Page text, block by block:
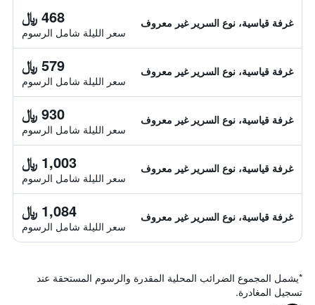
غرفة قياسية، نوع السرير غير معروف 468 ﷼
سعر الليلة شامل الرسوم
غرفة قياسية، نوع السرير غير معروف 579 ﷼
سعر الليلة شامل الرسوم
غرفة قياسية، نوع السرير غير معروف 930 ﷼
سعر الليلة شامل الرسوم
غرفة قياسية، نوع السرير غير معروف 1,003 ﷼
سعر الليلة شامل الرسوم
غرفة قياسية، نوع السرير غير معروف 1,084 ﷼
سعر الليلة شامل الرسوم
*يشمل المجموع الضرائب المحلية المقدرة والرسوم المستحقة عند
تسجيل المغادرة.